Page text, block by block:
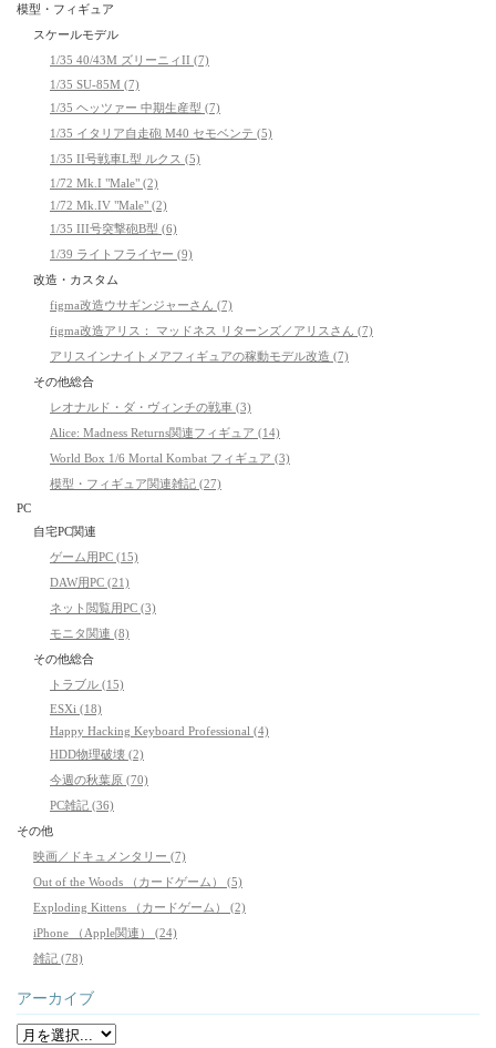
模型・フィギュア
スケールモデル
1/35 40/43M ズリーニィII (7)
1/35 SU-85M (7)
1/35 ヘッツァー 中期生産型 (7)
1/35 イタリア自走砲 M40 セモベンテ (5)
1/35 II号戦車L型 ルクス (5)
1/72 Mk.I "Male" (2)
1/72 Mk.IV "Male" (2)
1/35 III号突撃砲B型 (6)
1/39 ライトフライヤー (9)
改造・カスタム
figma改造ウサギンジャーさん (7)
figma改造アリス： マッドネス リターンズ／アリスさん (7)
アリスインナイトメアフィギュアの稼動モデル改造 (7)
その他総合
レオナルド・ダ・ヴィンチの戦車 (3)
Alice: Madness Returns関連フィギュア (14)
World Box 1/6 Mortal Kombat フィギュア (3)
模型・フィギュア関連雑記 (27)
PC
自宅PC関連
ゲーム用PC (15)
DAW用PC (21)
ネット閲覧用PC (3)
モニタ関連 (8)
その他総合
トラブル (15)
ESXi (18)
Happy Hacking Keyboard Professional (4)
HDD物理破壊 (2)
今週の秋葉原 (70)
PC雑記 (36)
その他
映画／ドキュメンタリー (7)
Out of the Woods （カードゲーム） (5)
Exploding Kittens （カードゲーム） (2)
iPhone （Apple関連） (24)
雑記 (78)
アーカイブ